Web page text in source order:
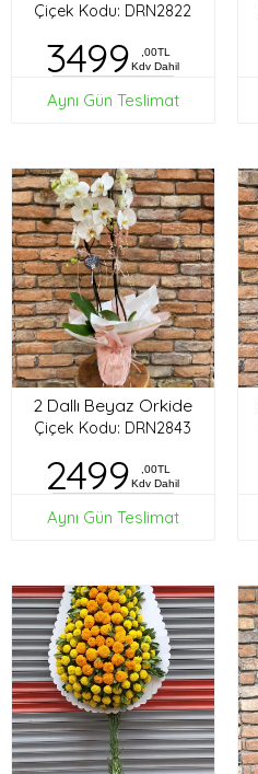
Çiçek Kodu: DRN2822
3499
,00TL
Kdv Dahil
Aynı Gün Teslimat
2 Dallı Beyaz Orkide
Çiçek Kodu: DRN2843
2499
,00TL
Kdv Dahil
Aynı Gün Teslimat